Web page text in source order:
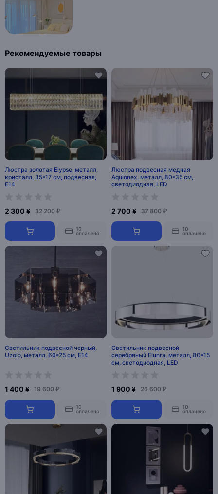
Рекомендуемые товары
Люстра золотая Elypse, металл,
кристалл, 85*17 см, подвесная,
E14
2 300 ¥ 32 200 ₽
10
оплачено
Люстра подвесная медная
Aquionex, металл, 80*35 см,
светодиодная, LED
2 700 ¥ 37 800 ₽
10
оплачено
Светильник подвесной черный,
Uzolo, металл, 60*25 см, Е14
1 400 ¥ 19 600 ₽
10
оплачено
Светильник подвесной
серебряный Elunra, металл, 80*15
см, светодиодная, LED
1 900 ¥ 26 600 ₽
10
оплачено